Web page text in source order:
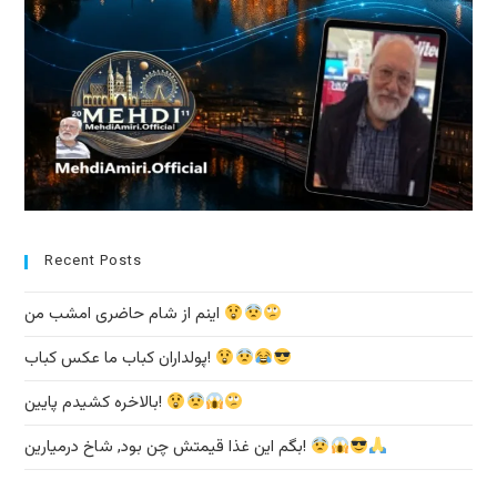
Recent Posts
پولداران کباب ما عکس کباب!
بالاخره کشیدم پایین!
بگم این غذا قیمتش چن بود, شاخ درمیارین!